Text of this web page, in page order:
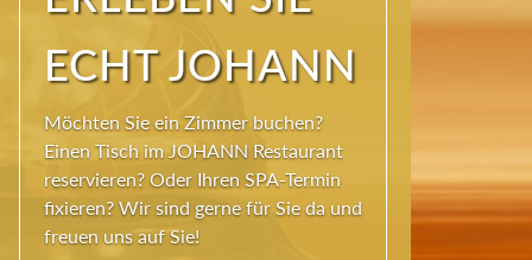
ECHT JOHANN
Möchten Sie ein Zimmer buchen?
Einen Tisch im JOHANN Restaurant
reservieren? Oder Ihren SPA-Termin
fixieren? Wir sind gerne für Sie da und
freuen uns auf Sie!